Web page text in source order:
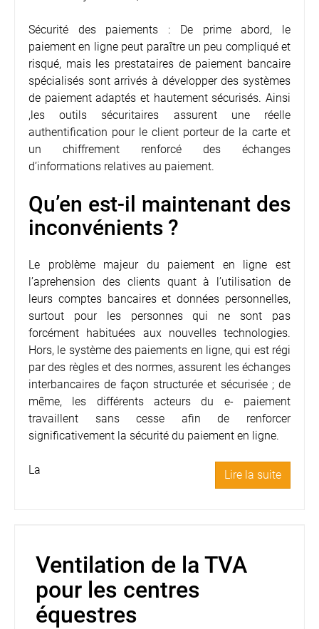
Sécurité des paiements : De prime abord, le
paiement en ligne peut paraître un peu compliqué et
risqué, mais les prestataires de paiement bancaire
spécialisés sont arrivés à développer des systèmes
de paiement adaptés et hautement sécurisés. Ainsi
,les outils sécuritaires assurent une réelle
authentification pour le client porteur de la carte et
un chiffrement renforcé des échanges
d’informations relatives au paiement.
Qu’en est-il maintenant des
inconvénients ?
Le problème majeur du paiement en ligne est
l’aprehension des clients quant à l’utilisation de
leurs comptes bancaires et données personnelles,
surtout pour les personnes qui ne sont pas
forcément habituées aux nouvelles technologies.
Hors, le système des paiements en ligne, qui est régi
par des règles et des normes, assurent les échanges
interbancaires de façon structurée et sécurisée ; de
même, les différents acteurs du e- paiement
travaillent sans cesse afin de renforcer
significativement la sécurité du paiement en ligne.
La Lire la suite
Ventilation de la TVA
pour les centres
équestres